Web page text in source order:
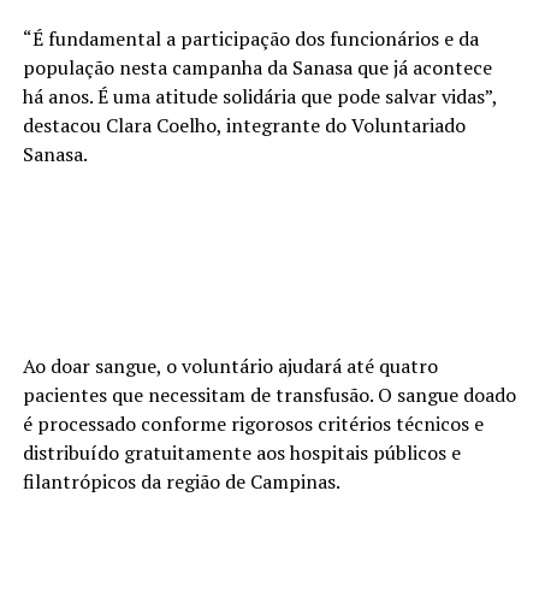
“É fundamental a participação dos funcionários e da
população nesta campanha da Sanasa que já acontece
há anos. É uma atitude solidária que pode salvar vidas”,
destacou Clara Coelho, integrante do Voluntariado
Sanasa.
Ao doar sangue, o voluntário ajudará até quatro
pacientes que necessitam de transfusão. O sangue doado
é processado conforme rigorosos critérios técnicos e
distribuído gratuitamente aos hospitais públicos e
filantrópicos da região de Campinas.